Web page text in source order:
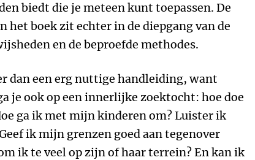
biedt die je meteen kunt toepassen. De
het boek zit echter in de diepgang van de
en de beproefde methodes.
dan een erg nuttige handleiding, want
je ook op een innerlijke zoektocht: hoe doe
ga ik met mijn kinderen om? Luister ik
ik mijn grenzen goed aan tegenover
ik te veel op zijn of haar terrein? En kan ik